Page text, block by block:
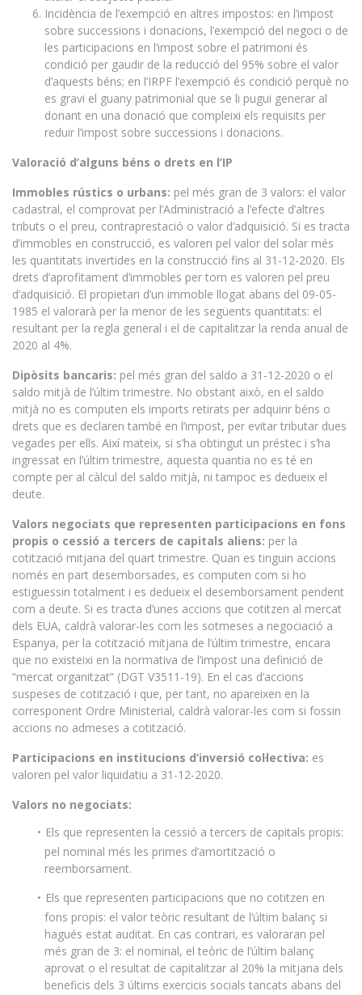
Incidència de l’exempció en altres impostos: en l’impost
sobre successions i donacions, l’exempció del negoci o de
les participacions en l’impost sobre el patrimoni és
condició per gaudir de la reducció del 95% sobre el valor
d’aquests béns; en l’IRPF l’exempció és condició perquè no
es gravi el guany patrimonial que se li pugui generar al
donant en una donació que compleixi els requisits per
reduir l’impost sobre successions i donacions.
Valoració d’alguns béns o drets en l’IP
Immobles rústics o urbans: pel més gran de 3 valors: el valor
cadastral, el comprovat per l’Administració a l’efecte d’altres
tributs o el preu, contraprestació o valor d’adquisició. Si es tracta
d’immobles en construcció, es valoren pel valor del solar més
les quantitats invertides en la construcció fins al 31-12-2020. Els
drets d’aprofitament d’immobles per torn es valoren pel preu
d’adquisició. El propietari d’un immoble llogat abans del 09-05-
1985 el valorarà per la menor de les següents quantitats: el
resultant per la regla general i el de capitalitzar la renda anual de
2020 al 4%.
Dipòsits bancaris: pel més gran del saldo a 31-12-2020 o el
saldo mitjà de l’últim trimestre. No obstant això, en el saldo
mitjà no es computen els imports retirats per adquirir béns o
drets que es declaren també en l’impost, per evitar tributar dues
vegades per ells. Així mateix, si s’ha obtingut un préstec i s’ha
ingressat en l’últim trimestre, aquesta quantia no es té en
compte per al càlcul del saldo mitjà, ni tampoc es dedueix el
deute.
Valors negociats que representen participacions en fons
propis o cessió a tercers de capitals aliens: per la
cotització mitjana del quart trimestre. Quan es tinguin accions
només en part desemborsades, es computen com si ho
estiguessin totalment i es dedueix el desemborsament pendent
com a deute. Si es tracta d’unes accions que cotitzen al mercat
dels EUA, caldrà valorar-les com les sotmeses a negociació a
Espanya, per la cotització mitjana de l’últim trimestre, encara
que no existeixi en la normativa de l’impost una definició de
“mercat organitzat” (DGT V3511-19). En el cas d’accions
suspeses de cotització i que, per tant, no apareixen en la
corresponent Ordre Ministerial, caldrà valorar-les com si fossin
accions no admeses a cotització.
Participacions en institucions d’inversió col·lectiva: es
valoren pel valor liquidatiu a 31-12-2020.
Valors no negociats:
Els que representen la cessió a tercers de capitals propis:
pel nominal més les primes d’amortització o
reemborsament.
Els que representen participacions que no cotitzen en
fons propis: el valor teòric resultant de l’últim balanç si
hagués estat auditat. En cas contrari, es valoraran pel
més gran de 3: el nominal, el teòric de l’últim balanç
aprovat o el resultat de capitalitzar al 20% la mitjana dels
beneficis dels 3 últims exercicis socials tancats abans del